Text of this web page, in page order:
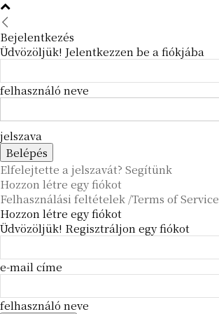
Bejelentkezés
Üdvözöljük! Jelentkezzen be a fiókjába
felhasználó neve
jelszava
Elfelejtette a jelszavát? Segítünk
Hozzon létre egy fiókot
Felhasználási feltételek /Terms of Service
Hozzon létre egy fiókot
Üdvözöljük! Regisztráljon egy fiókot
e-mail címe
felhasználó neve